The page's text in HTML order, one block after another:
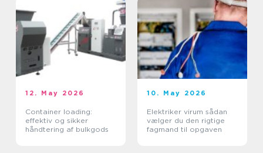
12. May 2026
Container loading:
effektiv og sikker
håndtering af bulkgods
10. May 2026
Elektriker virum sådan
vælger du den rigtige
fagmand til opgaven